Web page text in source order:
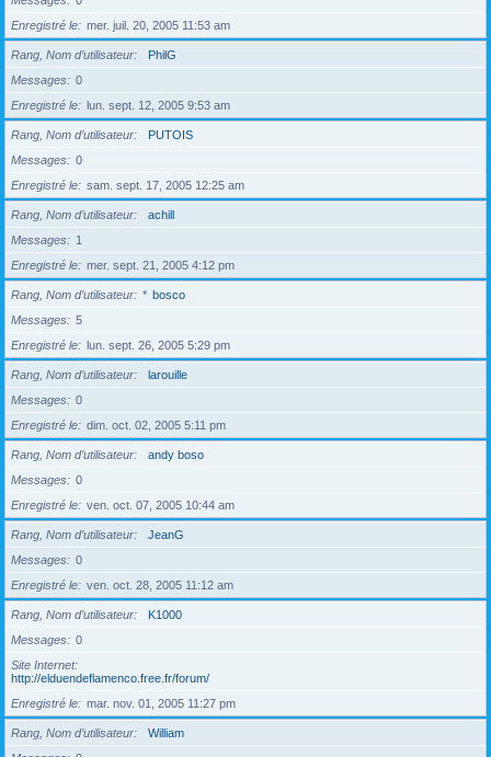
Enregistré le
mer. juil. 20, 2005 11:53 am
Rang, Nom d’utilisateur
PhilG
Messages
0
Enregistré le
lun. sept. 12, 2005 9:53 am
Rang, Nom d’utilisateur
PUTOIS
Messages
0
Enregistré le
sam. sept. 17, 2005 12:25 am
Rang, Nom d’utilisateur
achill
Messages
1
Enregistré le
mer. sept. 21, 2005 4:12 pm
Rang, Nom d’utilisateur * bosco
Messages
5
Enregistré le
lun. sept. 26, 2005 5:29 pm
Rang, Nom d’utilisateur
larouille
Messages
0
Enregistré le
dim. oct. 02, 2005 5:11 pm
Rang, Nom d’utilisateur
andy boso
Messages
0
Enregistré le
ven. oct. 07, 2005 10:44 am
Rang, Nom d’utilisateur
JeanG
Messages
0
Enregistré le
ven. oct. 28, 2005 11:12 am
Rang, Nom d’utilisateur
K1000
Messages
0
Site Internet
http://elduendeflamenco.free.fr/forum/
Enregistré le
mar. nov. 01, 2005 11:27 pm
Rang, Nom d’utilisateur
William